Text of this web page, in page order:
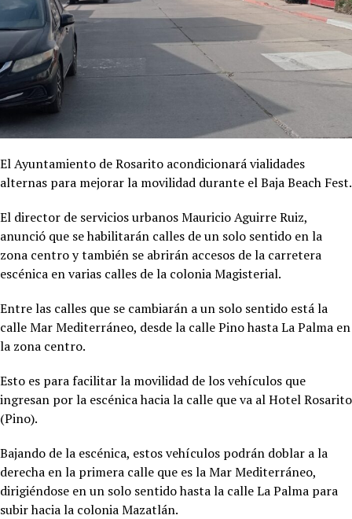
El Ayuntamiento de Rosarito acondicionará vialidades
alternas para mejorar la movilidad durante el Baja Beach Fest.
El director de servicios urbanos Mauricio Aguirre Ruiz,
anunció que se habilitarán calles de un solo sentido en la
zona centro y también se abrirán accesos de la carretera
escénica en varias calles de la colonia Magisterial.
Entre las calles que se cambiarán a un solo sentido está la
calle Mar Mediterráneo, desde la calle Pino hasta La Palma en
la zona centro.
Esto es para facilitar la movilidad de los vehículos que
ingresan por la escénica hacia la calle que va al Hotel Rosarito
(Pino).
Bajando de la escénica, estos vehículos podrán doblar a la
derecha en la primera calle que es la Mar Mediterráneo,
dirigiéndose en un solo sentido hasta la calle La Palma para
subir hacia la colonia Mazatlán.